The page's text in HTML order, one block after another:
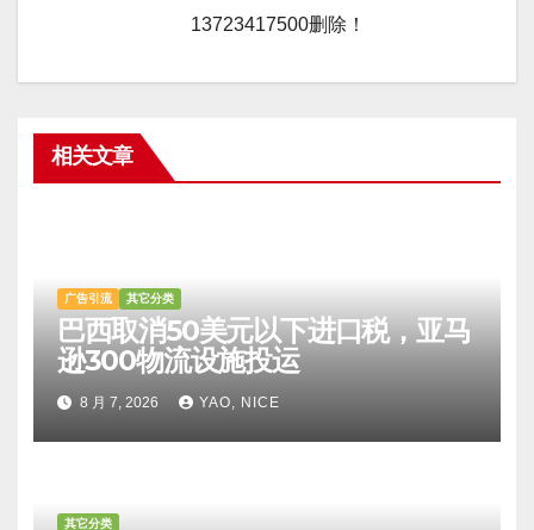
13723417500删除！
相关文章
广告引流 其它分类
巴西取消50美元以下进口税，亚马
逊300物流设施投运
8 月 7, 2026 YAO, NICE
其它分类